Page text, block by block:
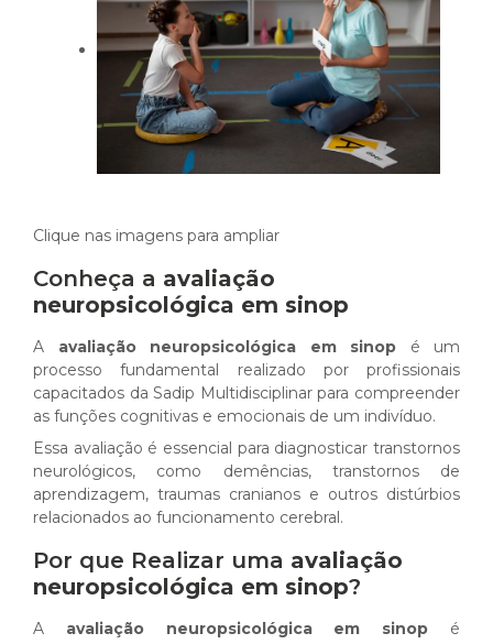
Clique nas imagens para ampliar
Conheça a avaliação
neuropsicológica em sinop
A avaliação neuropsicológica em sinop é um
processo fundamental realizado por profissionais
capacitados da Sadip Multidisciplinar para compreender
as funções cognitivas e emocionais de um indivíduo.
Essa avaliação é essencial para diagnosticar transtornos
neurológicos, como demências, transtornos de
aprendizagem, traumas cranianos e outros distúrbios
relacionados ao funcionamento cerebral.
Por que Realizar uma avaliação
neuropsicológica em sinop?
A avaliação neuropsicológica em sinop é